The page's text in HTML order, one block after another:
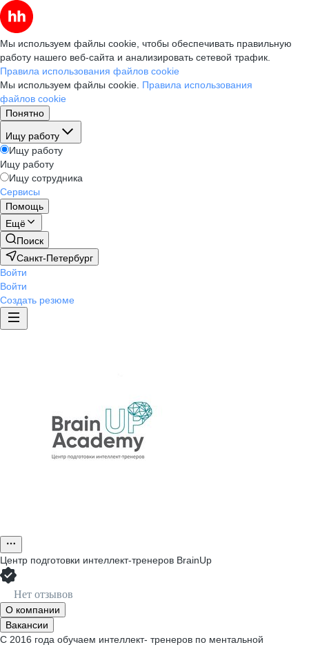
Мы используем файлы cookie, чтобы обеспечивать правильную
работу нашего веб-сайта и анализировать сетевой трафик.
Правила использования файлов cookie
Мы используем файлы cookie. Правила использования
файлов cookie
Понятно
Ищу работу
Ищу работу
Ищу работу
Ищу сотрудника
Сервисы
Помощь
Ещё
Поиск
Санкт-Петербург
Войти
Войти
Создать резюме
Центр подготовки интеллект-тренеров BrainUp
Нет отзывов
О компании
Вакансии
С 2016 года обучаем интеллект- тренеров по ментальной